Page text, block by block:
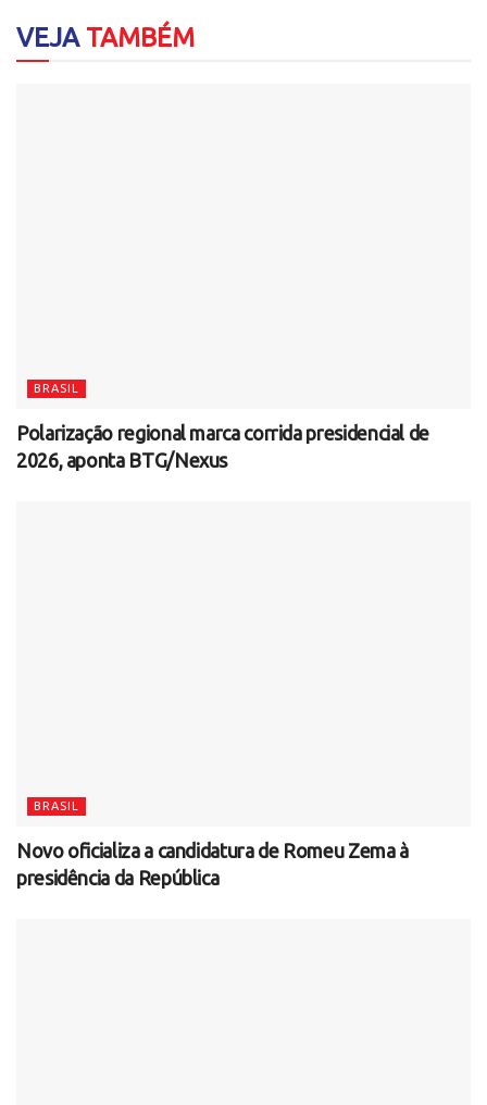
VEJATAMBÉM
BRASIL
Polarização regional marca corrida presidencial de
2026, aponta BTG/Nexus
BRASIL
Novo oficializa a candidatura de Romeu Zema à
presidência da República